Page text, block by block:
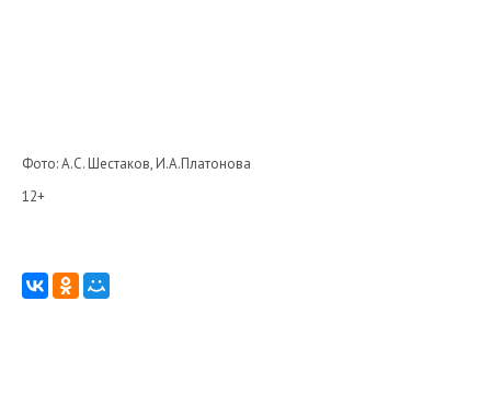
Фото: А.С. Шестаков, И.А.Платонова
12+